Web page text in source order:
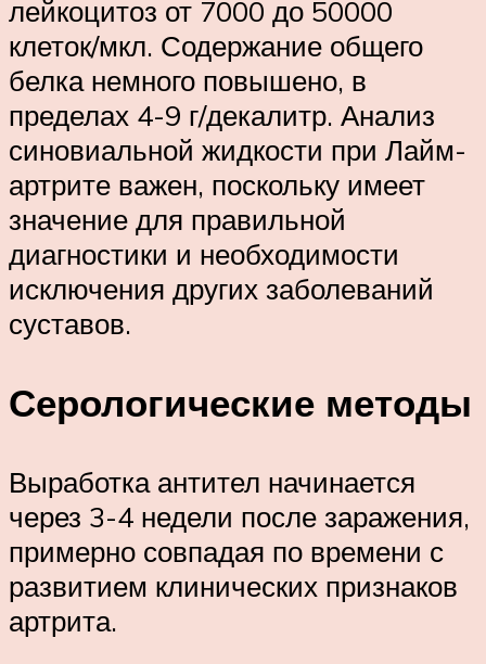
лейкоцитоз от 7000 до 50000
клеток/мкл. Содержание общего
белка немного повышено, в
пределах 4-9 г/декалитр. Анализ
синовиальной жидкости при Лайм-
артрите важен, поскольку имеет
значение для правильной
диагностики и необходимости
исключения других заболеваний
суставов.
Серологические методы
Выработка антител начинается
через 3-4 недели после заражения,
примерно совпадая по времени с
развитием клинических признаков
артрита.